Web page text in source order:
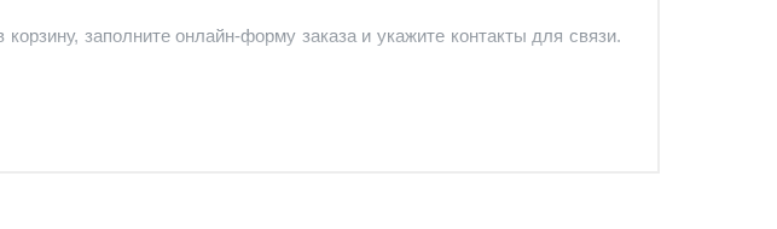
заполните онлайн-форму заказа и укажите контакты для связи.
стоимость поставки и предложить удобный вариант доставки.